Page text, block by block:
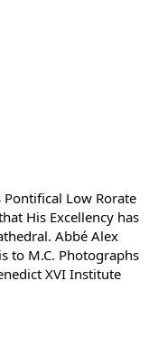
Low Rorate
His Excellency has
Abbé Alex
to M.C. Photographs
XVI Institute